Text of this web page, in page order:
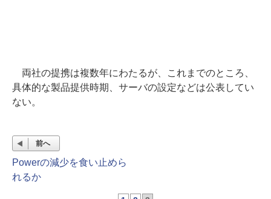
両社の提携は複数年にわたるが、これまでのところ、
具体的な製品提供時期、サーバの設定などは公表してい
ない。
前へ
Powerの減少を食い止めら
れるか